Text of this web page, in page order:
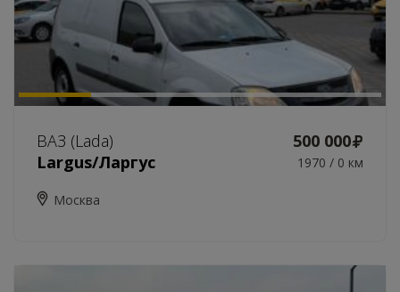
ВАЗ (Lada)
500 000
Largus/Ларгус
1970 / 0 км
Москва